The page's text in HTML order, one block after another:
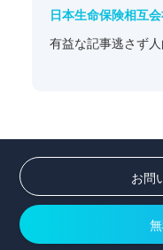
日本生命保険相互
有益な記事逃さず
お問